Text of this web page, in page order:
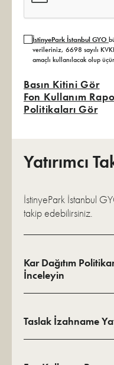
İstinyePark İstanbul GYO
verileriniz, 6698 sayılı
amaçlı kullanılacak olup
Basın Kitini Gör
Fon Kullanım
Politikaları Gör
Yatırımcı
İstinyePark İstanbul
takip edebilirsiniz.
Kar Dağıtım
İnceleyin
Taslak İzahname